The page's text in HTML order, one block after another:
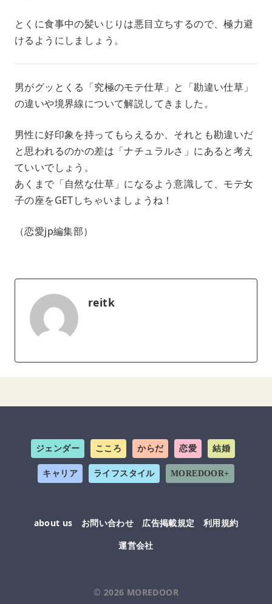
とくに食事中の髪いじりは悪目立ちするので、極力避
けるようにしましょう。
男がグッとくる「究極のモテ仕草」と「勘違い仕草」
の違いや境界線について解説してきました。
男性に好印象を持ってもらえるか、それとも勘違いだ
と思われるのかの差は「ナチュラルさ」にあると考え
ていいでしょう。
あくまで「自然な仕草」になるよう意識して、モテ女
子の座をGETしちゃいましょうね！
（恋愛jp編集部）
reitk
ジェンダー こころ からだ 恋愛 結婚
キャリア ライフスタイル MOREDOOR+
about us お問い合わせ 広告掲載規定
利用規約
運営会社
© 2026 MOREDOOR